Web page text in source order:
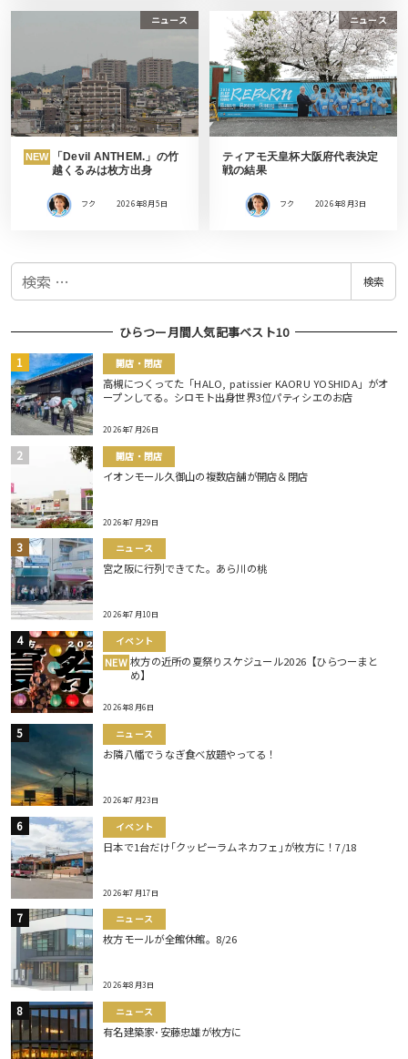
ニュース
NEW
「Devil ANTHEM.」の竹
越くるみは枚方出身
フク 2026年8月5日
ニュース
ティアモ天皇杯大阪府代表決定
戦の結果
フク 2026年8月3日
検
検索
ひらつー月間人気記事ベスト10
開店・閉店
高槻につくってた「HALO, patissier KAORU YOSHIDA」がオ
ープンしてる。シロモト出身世界3位パティシエのお店
2026年7月26日
開店・閉店
イオンモール久御山の複数店舗が開店＆閉店
2026年7月29日
ニュース
宮之阪に行列できてた。あら川の桃
2026年7月10日
イベント
NEW 枚方の近所の夏祭りスケジュール2026【ひらつーまと
め】
2026年8月6日
ニュース
お隣八幡でうなぎ食べ放題やってる！
2026年7月23日
イベント
日本で1台だけ｢クッピーラムネカフェ｣が枚方に！7/18
2026年7月17日
ニュース
枚方モールが全館休館。8/26
2026年8月3日
ニュース
有名建築家･安藤忠雄が枚方に